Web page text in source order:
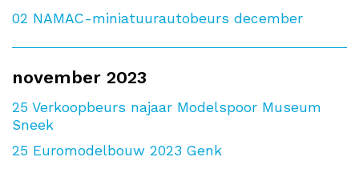
02 NAMAC-miniatuurautobeurs december
november 2023
25 Verkoopbeurs najaar Modelspoor Museum
Sneek
25 Euromodelbouw 2023 Genk